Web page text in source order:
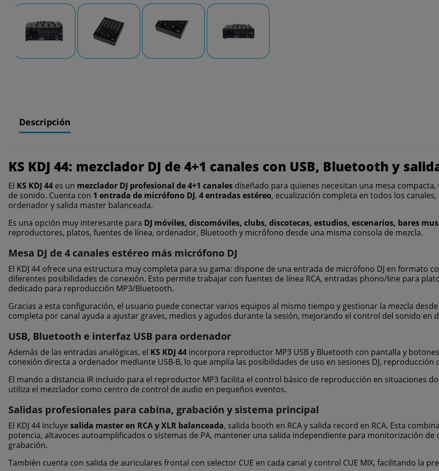
Descripción
KS KDJ 44: mezclador DJ de 4+1 canales con USB, Bluetooth y
El KS KDJ 44es un mezclador DJ profesional de 4+1 canalesdiseñado para quienes necesitan una mesa
de sonido. Cuenta con 1 entrada de micrófono DJ, 4 entradas estéreo, ecualización completa en todos los
ordenador y salida master balanceada.
Es una opción muy interesante para DJ móviles, discomóviles, clubs, discotecas, estudios, escenarios, bares
reproductores, platos, fuentes de línea, ordenador, Bluetooth y micrófono desde una misma consola de mezcla.
Mesa DJ de 4 canales estéreo más micrófono DJ
El KDJ 44 ofrece una estructura muy completa para su gama: dispone de una entrada de micrófono DJ en formato
diferentes posibilidades de conexión. Esto permite trabajar con fuentes de línea RCA, entradas phono/line para
dedicado para reproducción MP3/Bluetooth.
Gracias a esta configuración, el usuario puede conectar varios equipos al mismo tiempo y gestionar la mezcla
completa por canal ayuda a ajustar graves, medios y agudos durante la sesión, mejorando el control del sonido en
USB, Bluetooth e interfaz USB para ordenador
Además de las entradas analógicas, el KS KDJ 44incorpora reproductor MP3 USB y Bluetooth con pantalla y
conexión directa a ordenador mediante USB-B, lo que amplía las posibilidades de uso en sesiones DJ,
El mando a distancia IR incluido para el reproductor MP3 facilita el control básico de reproducción en situaciones
utiliza el mezclador como centro de control de audio en pequeños eventos.
Salidas profesionales para cabina, grabación y sistema principal
El KDJ 44 incluye salida master en RCA y XLR balanceada, salida booth en RCA y salida record en RCA. Esta
potencia, altavoces autoamplificados o sistemas de PA, mantener una salida independiente para monitorización de
grabación.
También cuenta con salida de auriculares frontal con selector CUE en cada canal y control CUE MIX, facilitando la